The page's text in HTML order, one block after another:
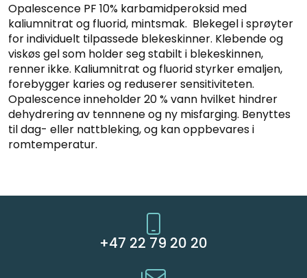
Opalescence PF 10% karbamidperoksid med
kaliumnitrat og fluorid, mintsmak. Blekegel i sprøyter
for individuelt tilpassede blekeskinner. Klebende og
viskøs gel som holder seg stabilt i blekeskinnen,
renner ikke. Kaliumnitrat og fluorid styrker emaljen,
forebygger karies og reduserer sensitiviteten.
Opalescence inneholder 20 % vann hvilket hindrer
dehydrering av tennnene og ny misfarging. Benyttes
til dag- eller nattbleking, og kan oppbevares i
romtemperatur.
+47 22 79 20 20